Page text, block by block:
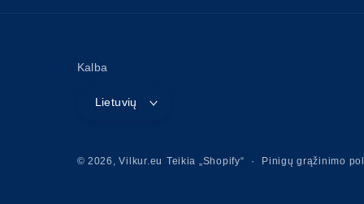
Kalba
Lietuvių
© 2026,Vilkur.eu Teikia „Shopify“ Pinigų grąžinimo